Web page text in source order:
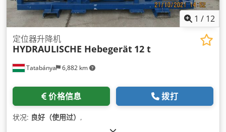
1 / 12
Tatabánya 6,882 km
定位器升降机
HYDRAULISCHE Hebegerät 12 t
价格信息 拨打
状况: 良好（使用过） ,